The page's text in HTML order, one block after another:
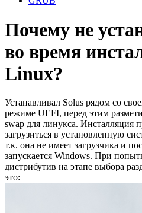
Почему не
во время
Linux?
Устанавливал Solus рядом со
режиме UEFI, перед этим
swap для линукса. Инсталляция
загрузиться в установленную
т.к. она не имеет загрузчика и
запускается Windows. При
дистрибутив на этапе выбора
это: